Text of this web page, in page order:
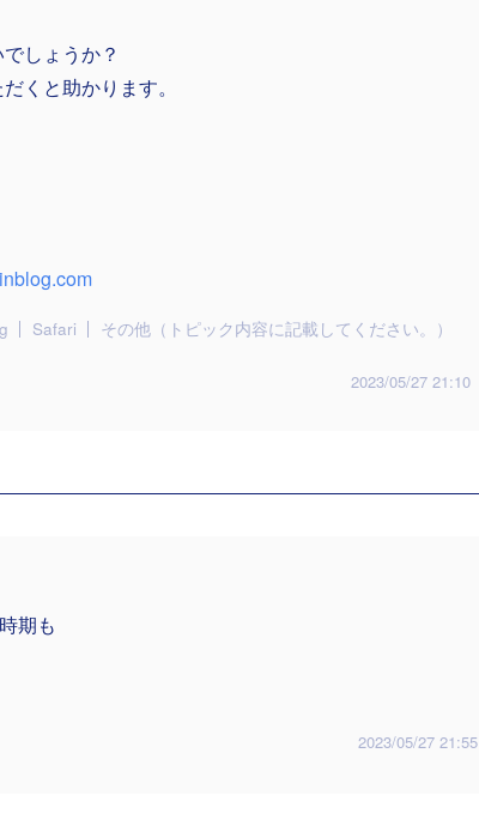
しょうか？
くと助かります。
Safari その他（トピック内容に記載してください。）
2023/05/27 21:10
期も
2023/05/27 21:55